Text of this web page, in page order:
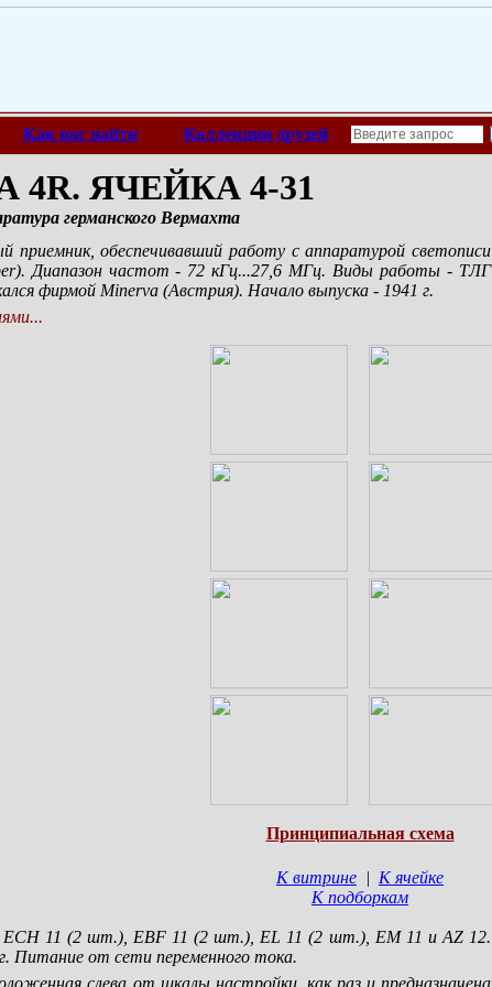
Как нас найти Коллекции друзей
4R. ЯЧЕЙКА 4-31
германского Вермахта
приемник, обеспечивавший работу с аппаратурой светописи
Диапазон частот - 72 кГц...27,6 МГц. Виды работы - ТЛГ
фирмой Minerva (Австрия). Начало выпуска - 1941 г.
Принципиальная схема
К витрине | К ячейке
К подборкам
ECH 11 (2 шт.), EBF 11 (2 шт.), EL 11 (2 шт.), EM 11 и AZ 12.
Питание от сети переменного тока.
слева от шкалы настройки, как раз и предназначена